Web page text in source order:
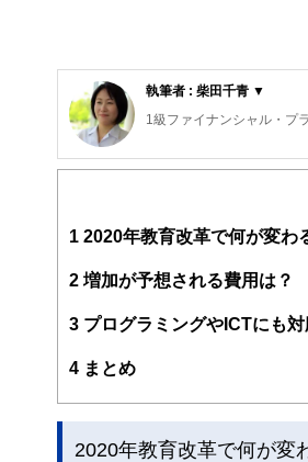
執筆者 : 柴田千青 ▼
1級ファイナンシャル・プ
2級DCプランナー/精神保
世代に伝えるための金銭教
1 2020年教育改革で何が変わ
2 増加が予想される費用は？
3 プログラミングやICTにも
4 まとめ
2020年教育改革で何が変